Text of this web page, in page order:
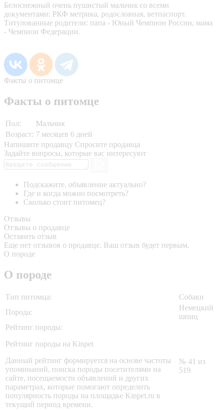
Белоснежный очень пушистый мальчик со всеми
документами: РКФ метрика, родословная, ветпаспорт.
Титулованные родители: папа - Юный Чемпион России, мама
- Чемпион Федерации.
Факты о питомце
Факты о питомце
Пол:
Мальчик
Возраст: 7 месяцев 6 дней
Напишите продавцу Спросите продавца
Задайте вопросы, которые вас интересуют
Подскажите, объявление актуально?
Где и когда можно посмотреть?
Сколько стоит питомец?
Отзывы
Отзывы о продавце
Оставить отзыв
Еще нет отзывов о продавце. Ваш отзыв будет первым.
О породе
О породе
Тип питомца:
Собаки
Порода:
Немецкий
шпиц
Рейтинг породы:
Рейтинг породы на Kinpet
Данный рейтинг формируется на основе частоты
упоминаний, поиска породы посетителями на
сайте, посещаемости объявлений и других
параметрах, которые помогают определить
популярность породы на площадке Kinpet.ru в
текущий период времени.
№ 41 из
519